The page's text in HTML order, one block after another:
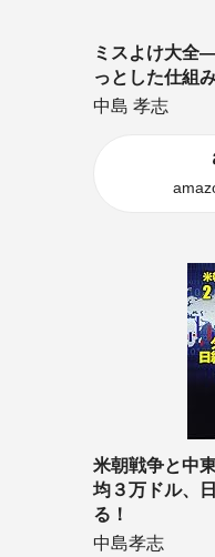
ミスよけ大全
っとした仕組
中島 孝志
米朝戦争と中
均３万ドル、
る！
中島孝志